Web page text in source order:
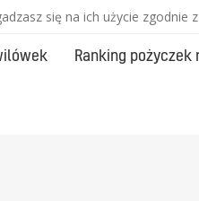
się na ich użycie zgodnie z
Ranking